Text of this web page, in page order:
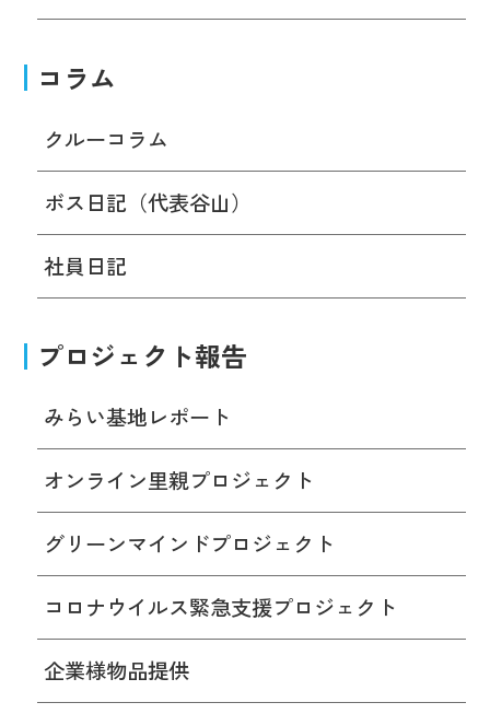
コラム
クルーコラム
ボス日記（代表谷山）
社員日記
プロジェクト報告
みらい基地レポート
オンライン里親プロジェクト
グリーンマインドプロジェクト
コロナウイルス緊急支援プロジェクト
企業様物品提供